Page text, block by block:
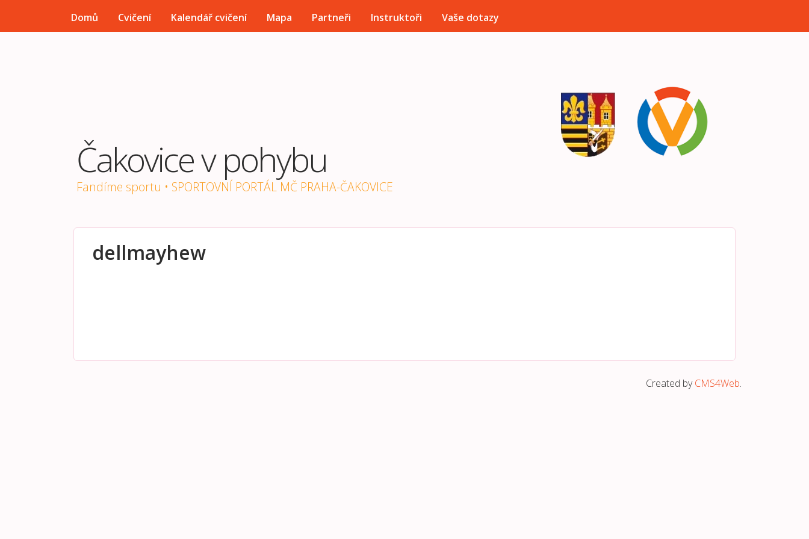
HLAVNÍ MENU
Domů Cvičení Kalendář cvičení Mapa Partneři Instruktoři Vaše dotazy
Čakovice v pohybu
Fandíme sportu • SPORTOVNÍ PORTÁL MČ PRAHA-ČAKOVICE
dellmayhew
Created byCMS4Web.